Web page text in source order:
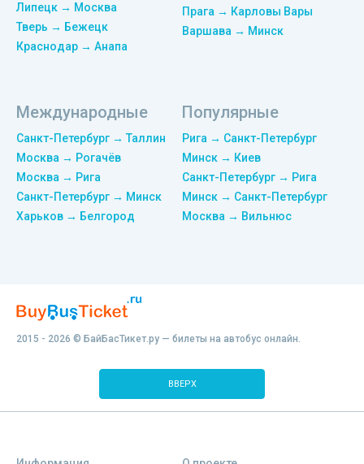
Липецк → Москва
Тверь → Бежецк
Краснодар → Анапа
Прага → Карловы Вары
Варшава → Минск
Международные
Санкт-Петербург → Таллин
Москва → Рогачёв
Москва → Рига
Санкт-Петербург → Минск
Харьков → Белгород
Популярные
Рига → Санкт-Петербург
Минск → Киев
Санкт-Петербург → Рига
Минск → Санкт-Петербург
Москва → Вильнюс
2015 - 2026 © БайБасТикет.ру — билеты на автобус онлайн.
ВВЕРХ